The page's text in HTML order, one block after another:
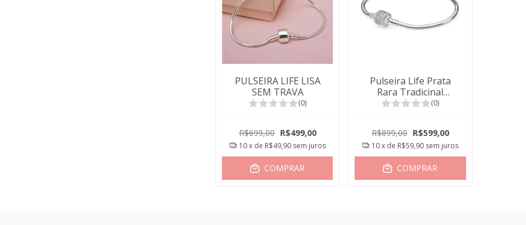
PULSEIRA LIFE LISA
SEM TRAVA
(0)
R$699,00 R$499,00
10x de R$49,90 sem juros
COMPRAR
Pulseira Life Prata
Rara Tradicinal
Cravejada(0)
R$899,00 R$599,00
10x de R$59,90 sem juros
COMPRAR